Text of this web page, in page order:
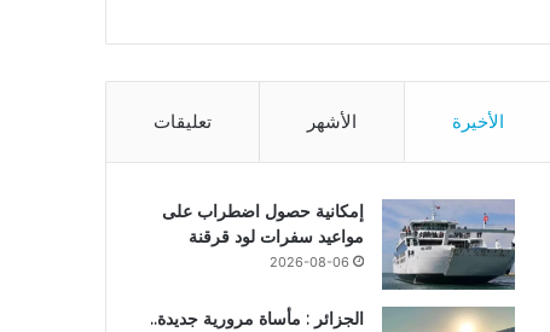
الأخيرة الأشهر تعليقات
إمكانية حصول اضطراب على
مواعيد سفرات لود قرقنة
2026-08-06
الجزائر : مأساة مرورية جديدة..